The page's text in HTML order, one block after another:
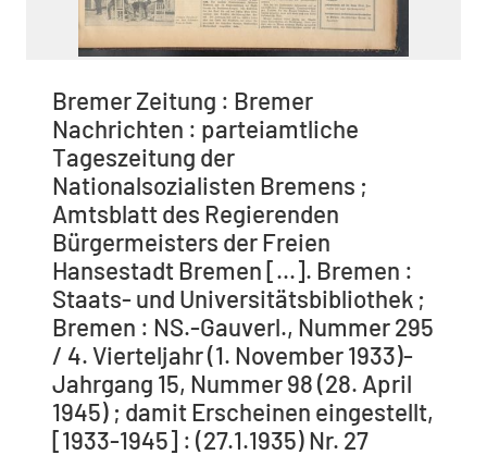
Bremer Zeitung : Bremer
Nachrichten : parteiamtliche
Tageszeitung der
Nationalsozialisten Bremens ;
Amtsblatt des Regierenden
Bürgermeisters der Freien
Hansestadt Bremen [...]. Bremen :
Staats- und Universitätsbibliothek ;
Bremen : NS.-Gauverl., Nummer 295
/ 4. Vierteljahr (1. November 1933)-
Jahrgang 15, Nummer 98 (28. April
1945) ; damit Erscheinen eingestellt,
[1933-1945] : (27.1.1935) Nr. 27